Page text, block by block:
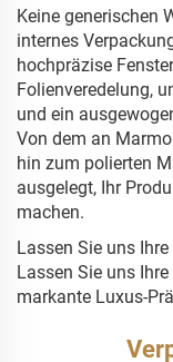
Keine generischen
internes
hochpräzise
Folienveredelung,
und ein
Von dem an
hin zum polierten
ausgelegt, Ihr
machen.
Lassen Sie uns
Lassen Sie uns
markante Luxus-